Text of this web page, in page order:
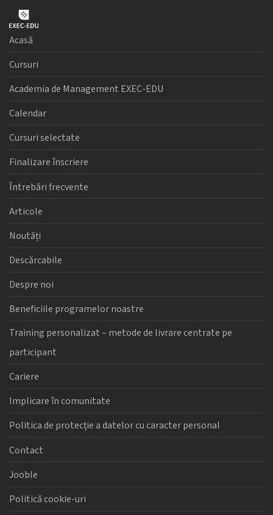
Acasă
Cursuri
Academia de Management EXEC-EDU
Calendar
Cursuri selectate
Finalizare înscriere
Întrebări frecvente
Articole
Noutăți
Descărcabile
Despre noi
Beneficiile programelor noastre
Training personalizat – metode de livrare centrate pe
participant
Cariere
Implicare în comunitate
Politica de protecție a datelor cu caracter personal
Contact
Jooble
Politică cookie-uri